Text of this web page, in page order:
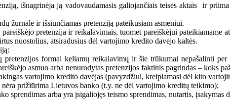
išnagrinėja ją vadovaudamasis galiojančiais teisės aktais ir
žurnale ir išsiunčiamas pretenziją pateikusiam asmeniui.
pretenzija ir reikalavimais, tuomet pareiškėjui
nuostolius, atsiradusius dėl vartojimo kredito davėjo kaltės.
formai keliamų reikalavimų ir šie trūkumai nepašalinti
asmuo arba nenurodytas pretenzijos faktinis pagrindas – koks
vartojimo kredito davėjas (pavyzdžiui, kreipiamasi dėl kito
prižiūrima Lietuvos banko (t.y. ne dėl vartojimo kreditų teikimo);
sprendimas arba yra įsigaliojęs teismo sprendimas, nutartis, įsakymas